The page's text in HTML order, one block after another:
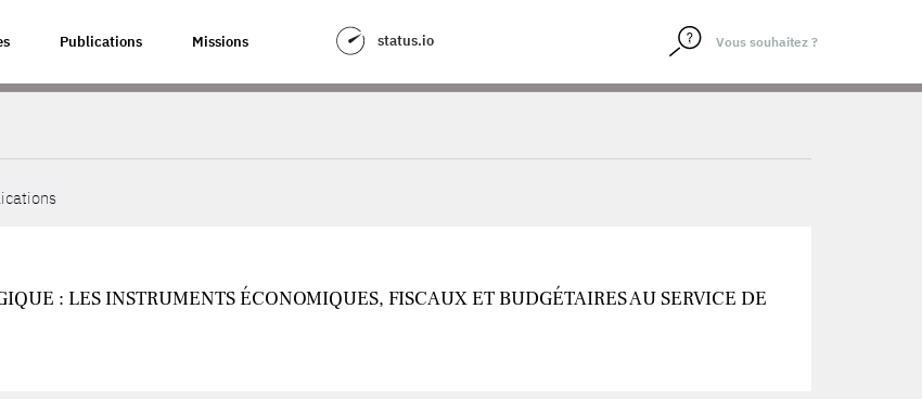
Publications Missions status.io
: LES INSTRUMENTS ÉCONOMIQUES, FISCAUX ET BUDGÉTAIRES AU SERVICE DE